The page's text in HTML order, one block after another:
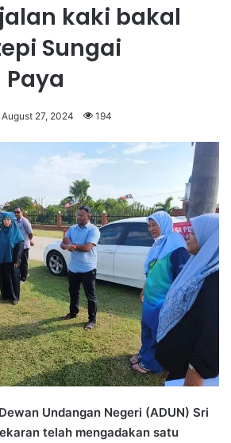
kaki bakal
Sungai
August 27, 2024 194
Undangan Negeri (ADUN) Sri
telah mengadakan satu